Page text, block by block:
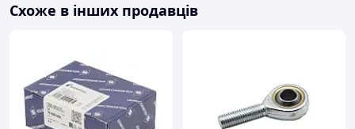
Схоже в інших продавців